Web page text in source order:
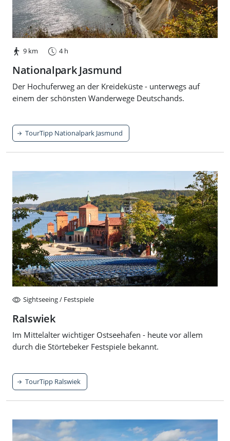
9 km 4 h
Nationalpark Jasmund
Der Hochuferweg an der Kreideküste - unterwegs auf
einem der schönsten Wanderwege Deutschands.
TourTipp Nationalpark Jasmund
Sightseeing / Festspiele
Ralswiek
Im Mittelalter wichtiger Ostseehafen - heute vor allem
durch die Störtebeker Festspiele bekannt.
TourTipp Ralswiek